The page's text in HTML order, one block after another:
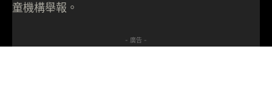
童機構舉報。
- 廣告 -